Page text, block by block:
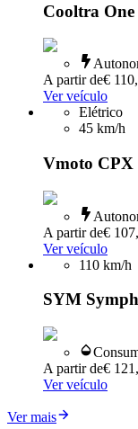
Cooltra One
A partir de€
Ver veículo
Elétrico
45 km/h
Vmoto CPX
A partir de€
Ver veículo
110 km/h
SYM
A partir de€
Ver veículo
Ver mais